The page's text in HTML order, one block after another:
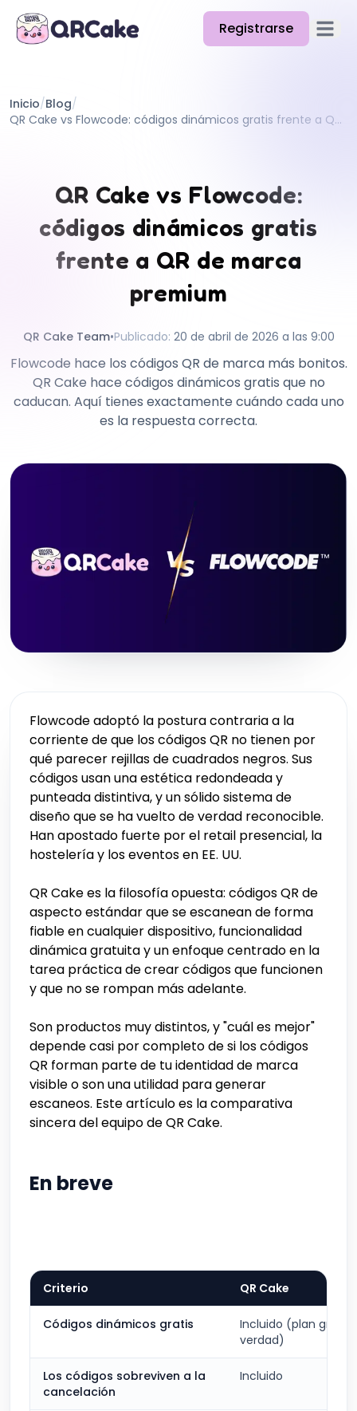
Registrarse Abrir
Precios
Docs
Ayuda
Inicio/Blog/
QR Cake vs Flowcode: códigos dinámicos gratis frente a QR de marca premium
QR Cake vs Flowcode:
códigos dinámicos gratis
frente a QR de marca
premium
QR Cake Team•Publicado: 20 de abril de 2026 a las 9:00
Flowcode hace los códigos QR de marca más bonitos.
QR Cake hace códigos dinámicos gratis que no
caducan. Aquí tienes exactamente cuándo cada uno
es la respuesta correcta.
Flowcode adoptó la postura contraria a la
corriente de que los códigos QR no tienen por
qué parecer rejillas de cuadrados negros. Sus
códigos usan una estética redondeada y
punteada distintiva, y un sólido sistema de
diseño que se ha vuelto de verdad reconocible.
Han apostado fuerte por el retail presencial, la
hostelería y los eventos en EE. UU.
QR Cake es la filosofía opuesta: códigos QR de
aspecto estándar que se escanean de forma
fiable en cualquier dispositivo, funcionalidad
dinámica gratuita y un enfoque centrado en la
tarea práctica de crear códigos que funcionen
y que no se rompan más adelante.
Son productos muy distintos, y "cuál es mejor"
depende casi por completo de si los códigos
QR forman parte de tu identidad de marca
visible o son una utilidad para generar
escaneos. Este artículo es la comparativa
sincera del equipo de QR Cake.
En breve
Criterio QR Cake
Códigos dinámicos gratis
Incluido (plan
verdad)
Los códigos sobreviven a la
cancelación
Incluido